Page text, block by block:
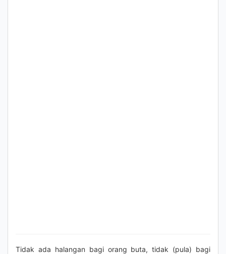
Tidak ada halangan bagi orang buta, tidak (pula) bagi